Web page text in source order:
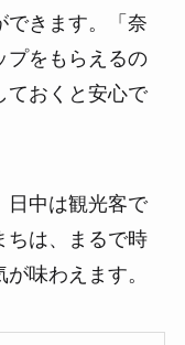
きます。「奈
プをもらえるの
ておくと安心で
日中は観光客で
ちは、まるで時
味わえます。